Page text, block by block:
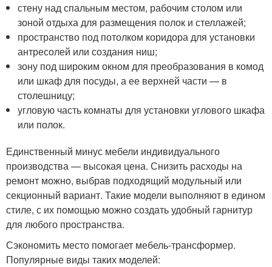
стену над спальным местом, рабочим столом или
зоной отдыха для размещения полок и стеллажей;
пространство под потолком коридора для установки
антресолей или создания ниш;
зону под широким окном для преобразования в комод
или шкаф для посуды, а ее верхней части — в
столешницу;
угловую часть комнаты для установки углового шкафа
или полок.
Единственный минус мебели индивидуального
производства — высокая цена. Снизить расходы на
ремонт можно, выбрав подходящий модульный или
секционный вариант. Такие модели выполняют в едином
стиле, с их помощью можно создать удобный гарнитур
для любого пространства.
Сэкономить место помогает мебель-трансформер.
Популярные виды таких моделей: